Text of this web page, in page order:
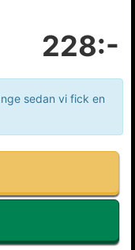
228:-
sedan vi fick en